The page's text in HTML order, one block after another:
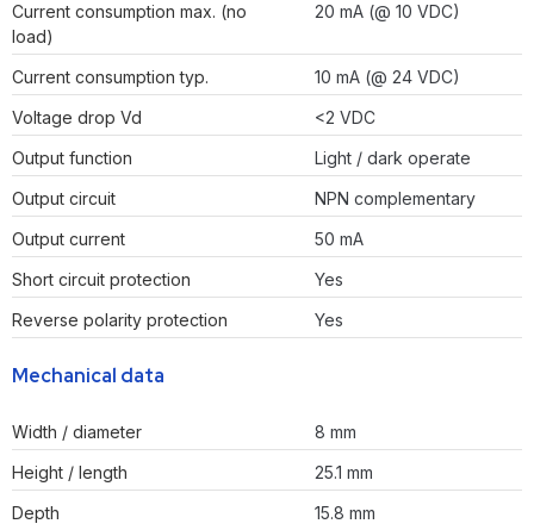
Current consumption max. (no
load)
20 mA (@ 10 VDC)
Current consumption typ.
10 mA (@ 24 VDC)
Voltage drop Vd
<2 VDC
Output function
Light / dark operate
Output circuit
NPN complementary
Output current
50 mA
Short circuit protection
Yes
Reverse polarity protection
Yes
Mechanical data
Width / diameter
8 mm
Height / length
25.1 mm
Depth
15.8 mm